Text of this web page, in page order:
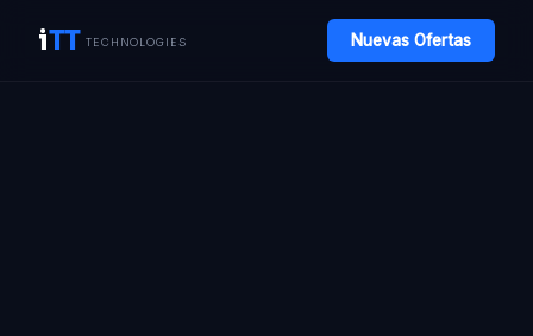
iTT TECHNOLOGIES Nuevas Ofertas